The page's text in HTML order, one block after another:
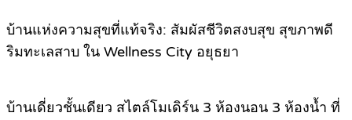
บ้านแห่งความสุขที่แท้จริง: สัมผัสชีวิตสงบสุข สุขภาพดี
ริมทะเลสาบ ใน Wellness City อยุธยา
บ้านเดี่ยวชั้นเดียว สไตล์โมเดิร์น 3 ห้องนอน 3 ห้องน้ำ ที่